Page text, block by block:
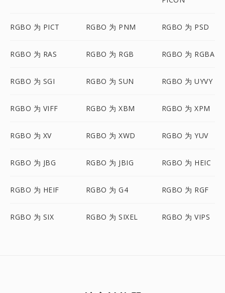
RGBO 为 PICT RGBO 为 PNM RGBO 为 PSD
RGBO 为 RAS RGBO 为 RGB RGBO 为 RGBA
RGBO 为 SGI RGBO 为 SUN RGBO 为 UYVY
RGBO 为 VIFF RGBO 为 XBM RGBO 为 XPM
RGBO 为 XV RGBO 为 XWD RGBO 为 YUV
RGBO 为 JBG RGBO 为 JBIG RGBO 为 HEIC
RGBO 为 HEIF RGBO 为 G4 RGBO 为 RGF
RGBO 为 SIX RGBO 为 SIXEL RGBO 为 VIPS